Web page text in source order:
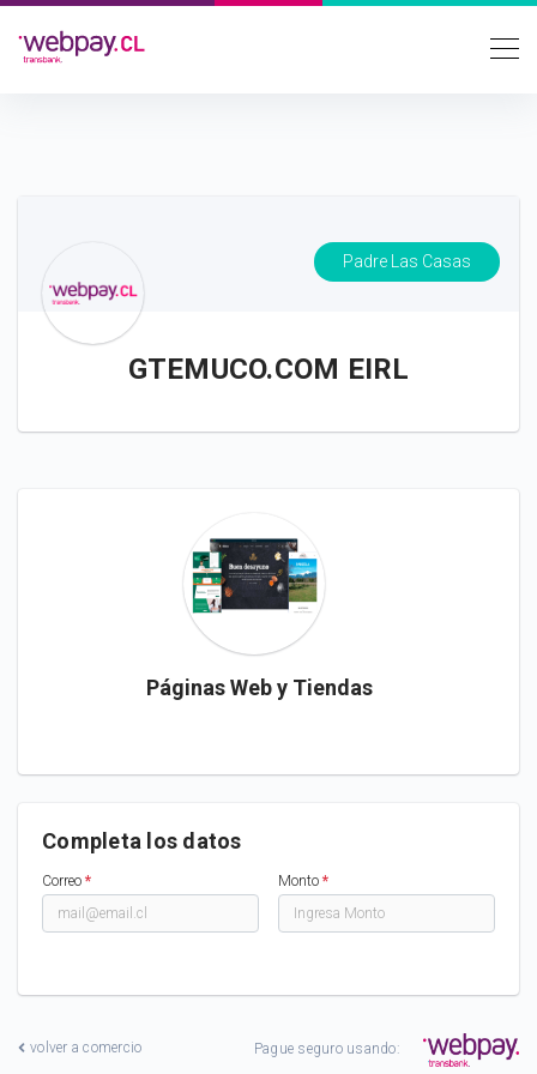
Padre Las Casas
GTEMUCO.COM EIRL
Páginas Web y Tiendas
Completa los datos
Correo * Monto *
volver a comercio Pague seguro usando: